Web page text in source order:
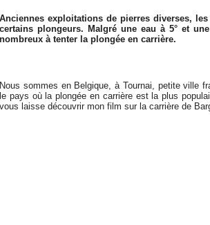
Anciennes exploitations de pierres diverses,
certains plongeurs. Malgré une eau à 5° et
nombreux à tenter la plongée en carrière.
Nous sommes en Belgique, à Tournai, petite ville
le pays où la plongée en carrière est la plus
vous laisse découvrir mon film sur la carrière de